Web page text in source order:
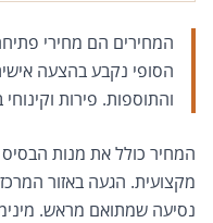
המחירים הם מחירי
הסופי נקבע בהצעה
והתוספות. פירות
המחיר כולל את מנות
מקצועית. הגעה באזור המרכז
נסיעה שמתואם מראש. מינימום הזמנה —